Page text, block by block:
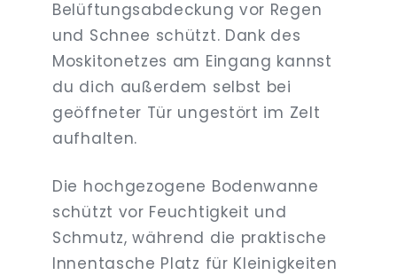
Belüftungsabdeckung vor Regen
und Schnee schützt. Dank des
Moskitonetzes am Eingang kannst
du dich außerdem selbst bei
geöffneter Tür ungestört im Zelt
aufhalten.
Die hochgezogene Bodenwanne
schützt vor Feuchtigkeit und
Schmutz, während die praktische
Innentasche Platz für Kleinigkeiten